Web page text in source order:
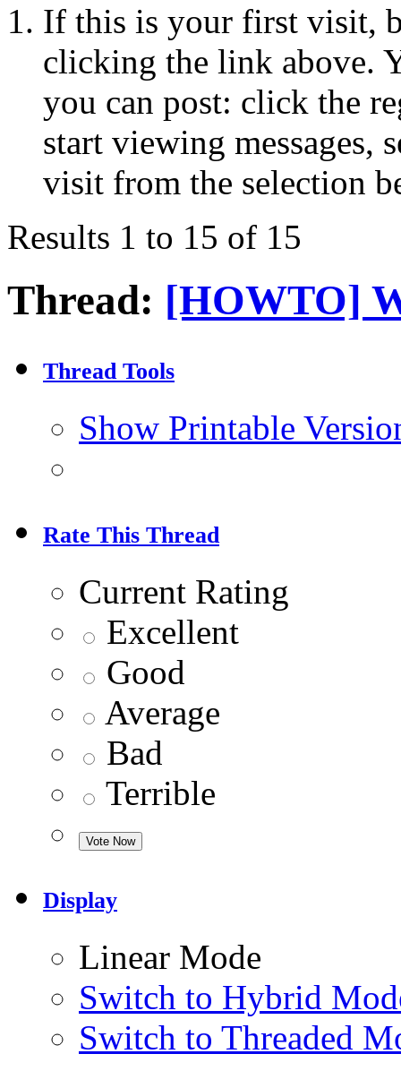
If this is your first visit,
clicking the link above.
you can post: click the
start viewing messages,
visit from the selection
Results 1 to 15 of 15
Thread: [HOWTO]
Thread Tools
Show Printable
Rate This Thread
Current Rating
Excellent
Good
Average
Bad
Terrible
Display
Linear Mode
Switch to Hybrid
Switch to Threaded